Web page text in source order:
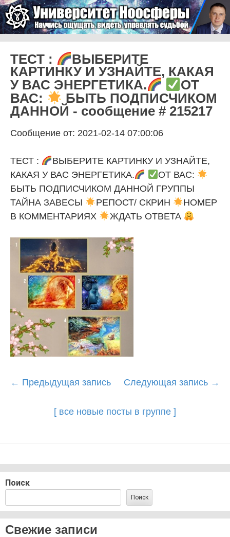
Университет Ноосферы
ТЕСТ :
ВЫБЕРИТЕ
КАРТИНКУ И УЗНАЙТЕ, КАКАЯ
У ВАС ЭНЕРГЕТИКА.
ОТ
ВАС:
БЫТЬ ПОДПИСЧИКОМ
ДАННОЙ - сообщение # 215217
Сообщение от: 2021-02-14 07:00:06
ТЕСТ :
ВЫБЕРИТЕ КАРТИНКУ И УЗНАЙТЕ,
КАКАЯ У ВАС ЭНЕРГЕТИКА.
ОТ ВАС:
БЫТЬ ПОДПИСЧИКОМ ДАННОЙ ГРУППЫ
ТАЙНА ЗАВЕСЫ
РЕПОСТ/ СКРИН
НОМЕР
В КОММЕНТАРИЯХ
ЖДАТЬ ОТВЕТА
Post
← Предыдущая запись Следующая запись →
[ все новые посты в группе ]
Поиск
Поиск
Свежие записи